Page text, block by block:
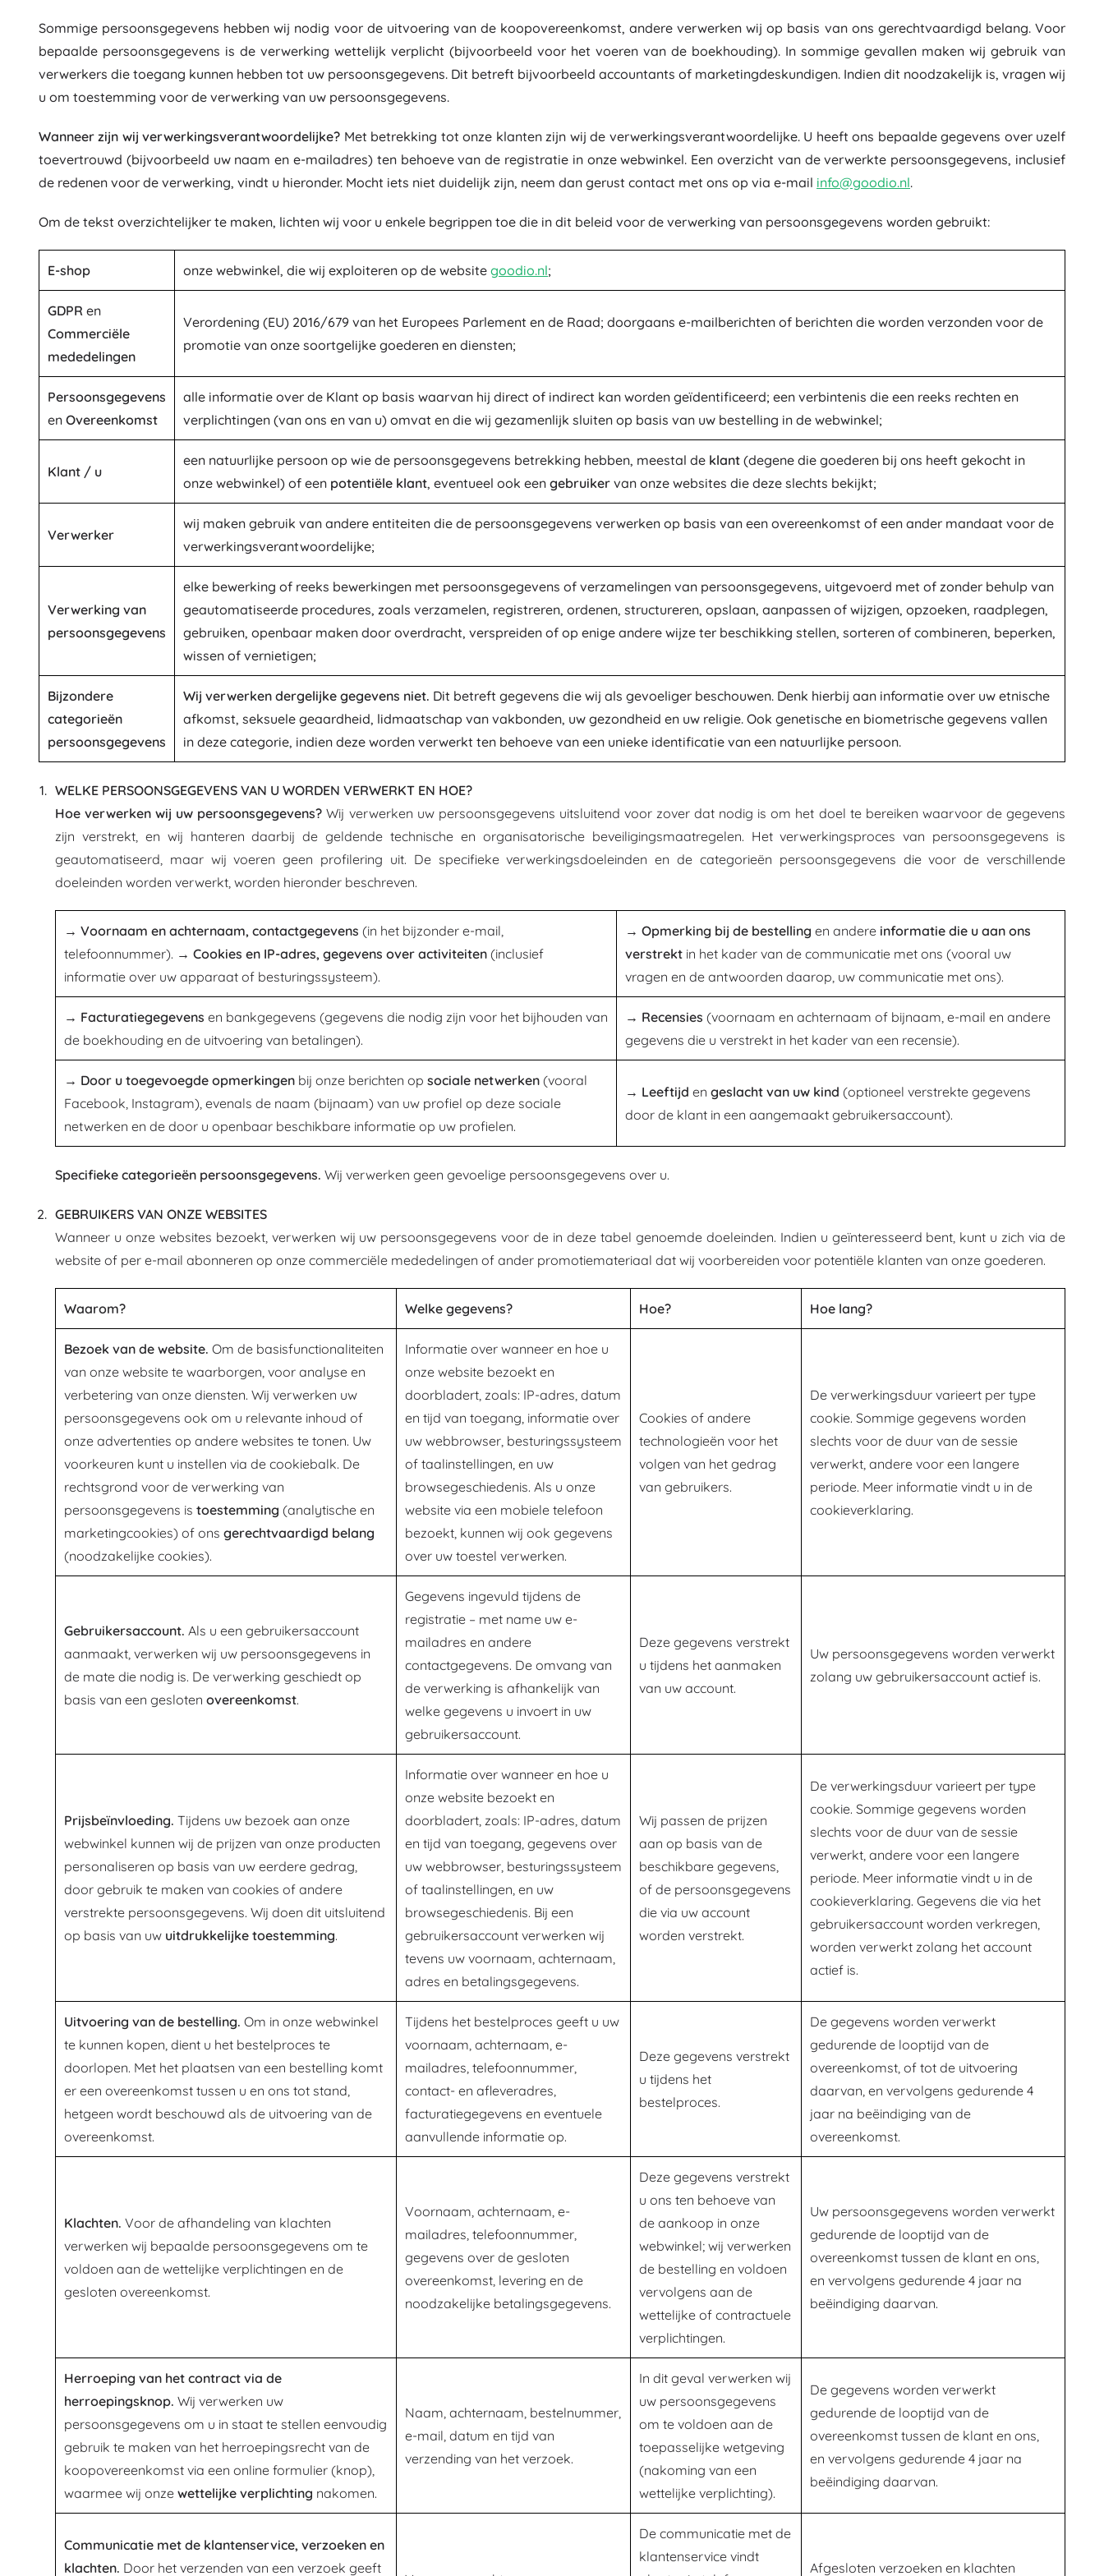
Decoratie
Veiligheid
Organisatie
Nachtverlichting
Organiseren
Meubels
WC-accessoires
Accessoires voor bad en douche
Badtextiel
Wasserij
Wassen ophangen en drogen
Wasmanden
Wasmachine-accessoires
Houten educatieve speelgoed
Bouwsets en puzzels
Montessori speelgoed
Didactisch speelgoed
Spellen en puzzels
School Figuren
Speelgoed voor de allerkleinsten Feest Poppen en baby’s
Puzzels
Decoraties
Sommige persoonsgegevens hebben wij nodig voor de uitvoering van de koopovereenkomst, andere verwerken wij op basis van ons gerechtvaardigd belang. Voor
bepaalde persoonsgegevens is de verwerking wettelijk verplicht (bijvoorbeeld voor het voeren van de boekhouding). In sommige gevallen maken wij gebruik van
verwerkers die toegang kunnen hebben tot uw persoonsgegevens. Dit betreft bijvoorbeeld accountants of marketingdeskundigen. Indien dit noodzakelijk is, vragen wij
u om toestemming voor de verwerking van uw persoonsgegevens.
Wanneer zijn wij verwerkingsverantwoordelijke? Met betrekking tot onze klanten zijn wij de verwerkingsverantwoordelijke. U heeft ons bepaalde gegevens over uzelf
toevertrouwd (bijvoorbeeld uw naam en e-mailadres) ten behoeve van de registratie in onze webwinkel. Een overzicht van de verwerkte persoonsgegevens, inclusief
de redenen voor de verwerking, vindt u hieronder. Mocht iets niet duidelijk zijn, neem dan gerust contact met ons op via e-mail info@goodio.nl.
Om de tekst overzichtelijker te maken, lichten wij voor u enkele begrippen toe die in dit beleid voor de verwerking van persoonsgegevens worden gebruikt:
E-shop onze webwinkel, die wij exploiteren op de website goodio.nl;
GDPR en
Commerciële
mededelingen
Verordening (EU) 2016/679 van het Europees Parlement en de Raad; doorgaans e-mailberichten of berichten die worden verzonden voor de
promotie van onze soortgelijke goederen en diensten;
Persoonsgegevens
en Overeenkomst
alle informatie over de Klant op basis waarvan hij direct of indirect kan worden geïdentificeerd; een verbintenis die een reeks rechten en
verplichtingen (van ons en van u) omvat en die wij gezamenlijk sluiten op basis van uw bestelling in de webwinkel;
Klant / u
een natuurlijke persoon op wie de persoonsgegevens betrekking hebben, meestal de klant (degene die goederen bij ons heeft gekocht in
onze webwinkel) of een potentiële klant, eventueel ook een gebruiker van onze websites die deze slechts bekijkt;
Verwerker
wij maken gebruik van andere entiteiten die de persoonsgegevens verwerken op basis van een overeenkomst of een ander mandaat voor de
verwerkingsverantwoordelijke;
Verwerking van
persoonsgegevens
elke bewerking of reeks bewerkingen met persoonsgegevens of verzamelingen van persoonsgegevens, uitgevoerd met of zonder behulp van
geautomatiseerde procedures, zoals verzamelen, registreren, ordenen, structureren, opslaan, aanpassen of wijzigen, opzoeken, raadplegen,
gebruiken, openbaar maken door overdracht, verspreiden of op enige andere wijze ter beschikking stellen, sorteren of combineren, beperken,
wissen of vernietigen;
Bijzondere
categorieën
persoonsgegevens
Wij verwerken dergelijke gegevens niet. Dit betreft gegevens die wij als gevoeliger beschouwen. Denk hierbij aan informatie over uw etnische
afkomst, seksuele geaardheid, lidmaatschap van vakbonden, uw gezondheid en uw religie. Ook genetische en biometrische gegevens vallen
in deze categorie, indien deze worden verwerkt ten behoeve van een unieke identificatie van een natuurlijke persoon.
WELKE PERSOONSGEGEVENS VAN U WORDEN VERWERKT EN HOE?
Hoe verwerken wij uw persoonsgegevens? Wij verwerken uw persoonsgegevens uitsluitend voor zover dat nodig is om het doel te bereiken waarvoor de gegevens
zijn verstrekt, en wij hanteren daarbij de geldende technische en organisatorische beveiligingsmaatregelen. Het verwerkingsproces van persoonsgegevens is
geautomatiseerd, maar wij voeren geen profilering uit. De specifieke verwerkingsdoeleinden en de categorieën persoonsgegevens die voor de verschillende
doeleinden worden verwerkt, worden hieronder beschreven.
→ Voornaam en achternaam, contactgegevens (in het bijzonder e-mail,
telefoonnummer). → Cookies en IP-adres, gegevens over activiteiten (inclusief
informatie over uw apparaat of besturingssysteem).
→ Opmerking bij de bestelling en andere informatie die u aan ons
verstrekt in het kader van de communicatie met ons (vooral uw
vragen en de antwoorden daarop, uw communicatie met ons).
→ Facturatiegegevens en bankgegevens (gegevens die nodig zijn voor het bijhouden van
de boekhouding en de uitvoering van betalingen).
→ Recensies (voornaam en achternaam of bijnaam, e-mail en andere
gegevens die u verstrekt in het kader van een recensie).
→ Door u toegevoegde opmerkingen bij onze berichten op sociale netwerken (vooral
Facebook, Instagram), evenals de naam (bijnaam) van uw profiel op deze sociale
netwerken en de door u openbaar beschikbare informatie op uw profielen.
→ Leeftijd en geslacht van uw kind (optioneel verstrekte gegevens
door de klant in een aangemaakt gebruikersaccount).
Specifieke categorieën persoonsgegevens. Wij verwerken geen gevoelige persoonsgegevens over u.
GEBRUIKERS VAN ONZE WEBSITES
Wanneer u onze websites bezoekt, verwerken wij uw persoonsgegevens voor de in deze tabel genoemde doeleinden. Indien u geïnteresseerd bent, kunt u zich via de
website of per e-mail abonneren op onze commerciële mededelingen of ander promotiemateriaal dat wij voorbereiden voor potentiële klanten van onze goederen.
Waarom? Welke gegevens? Hoe? Hoe lang?
Bezoek van de website. Om de basisfunctionaliteiten
van onze website te waarborgen, voor analyse en
verbetering van onze diensten. Wij verwerken uw
persoonsgegevens ook om u relevante inhoud of
onze advertenties op andere websites te tonen. Uw
voorkeuren kunt u instellen via de cookiebalk. De
rechtsgrond voor de verwerking van
persoonsgegevens is toestemming (analytische en
marketingcookies) of ons gerechtvaardigd belang
(noodzakelijke cookies).
Informatie over wanneer en hoe u
onze website bezoekt en
doorbladert, zoals: IP-adres, datum
en tijd van toegang, informatie over
uw webbrowser, besturingssysteem
of taalinstellingen, en uw
browsegeschiedenis. Als u onze
website via een mobiele telefoon
bezoekt, kunnen wij ook gegevens
over uw toestel verwerken.
Cookies of andere
technologieën voor het
volgen van het gedrag
van gebruikers.
De verwerkingsduur varieert per type
cookie. Sommige gegevens worden
slechts voor de duur van de sessie
verwerkt, andere voor een langere
periode. Meer informatie vindt u in de
cookieverklaring.
Gebruikersaccount. Als u een gebruikersaccount
aanmaakt, verwerken wij uw persoonsgegevens in
de mate die nodig is. De verwerking geschiedt op
basis van een gesloten overeenkomst.
Gegevens ingevuld tijdens de
registratie – met name uw e-
mailadres en andere
contactgegevens. De omvang van
de verwerking is afhankelijk van
welke gegevens u invoert in uw
gebruikersaccount.
Deze gegevens verstrekt
u tijdens het aanmaken
van uw account.
Uw persoonsgegevens worden verwerkt
zolang uw gebruikersaccount actief is.
Prijsbeïnvloeding. Tijdens uw bezoek aan onze
webwinkel kunnen wij de prijzen van onze producten
personaliseren op basis van uw eerdere gedrag,
door gebruik te maken van cookies of andere
verstrekte persoonsgegevens. Wij doen dit uitsluitend
op basis van uw uitdrukkelijke toestemming.
Informatie over wanneer en hoe u
onze website bezoekt en
doorbladert, zoals: IP-adres, datum
en tijd van toegang, gegevens over
uw webbrowser, besturingssysteem
of taalinstellingen, en uw
browsegeschiedenis. Bij een
gebruikersaccount verwerken wij
tevens uw voornaam, achternaam,
adres en betalingsgegevens.
Wij passen de prijzen
aan op basis van de
beschikbare gegevens,
of de persoonsgegevens
die via uw account
worden verstrekt.
De verwerkingsduur varieert per type
cookie. Sommige gegevens worden
slechts voor de duur van de sessie
verwerkt, andere voor een langere
periode. Meer informatie vindt u in de
cookieverklaring. Gegevens die via het
gebruikersaccount worden verkregen,
worden verwerkt zolang het account
actief is.
Uitvoering van de bestelling. Om in onze webwinkel
te kunnen kopen, dient u het bestelproces te
doorlopen. Met het plaatsen van een bestelling komt
er een overeenkomst tussen u en ons tot stand,
hetgeen wordt beschouwd als de uitvoering van de
overeenkomst.
Tijdens het bestelproces geeft u uw
voornaam, achternaam, e-
mailadres, telefoonnummer,
contact- en afleveradres,
facturatiegegevens en eventuele
aanvullende informatie op.
Deze gegevens verstrekt
u tijdens het
bestelproces.
De gegevens worden verwerkt
gedurende de looptijd van de
overeenkomst, of tot de uitvoering
daarvan, en vervolgens gedurende 4
jaar na beëindiging van de
overeenkomst.
Klachten. Voor de afhandeling van klachten
verwerken wij bepaalde persoonsgegevens om te
voldoen aan de wettelijke verplichtingen en de
gesloten overeenkomst.
Voornaam, achternaam, e-
mailadres, telefoonnummer,
gegevens over de gesloten
overeenkomst, levering en de
noodzakelijke betalingsgegevens.
Deze gegevens verstrekt
u ons ten behoeve van
de aankoop in onze
webwinkel; wij verwerken
de bestelling en voldoen
vervolgens aan de
wettelijke of contractuele
verplichtingen.
Uw persoonsgegevens worden verwerkt
gedurende de looptijd van de
overeenkomst tussen de klant en ons,
en vervolgens gedurende 4 jaar na
beëindiging daarvan.
Herroeping van het contract via de
herroepingsknop. Wij verwerken uw
persoonsgegevens om u in staat te stellen eenvoudig
gebruik te maken van het herroepingsrecht van de
koopovereenkomst via een online formulier (knop),
waarmee wij onze wettelijke verplichting nakomen.
Naam, achternaam, bestelnummer,
e-mail, datum en tijd van
verzending van het verzoek.
In dit geval verwerken wij
uw persoonsgegevens
om te voldoen aan de
toepasselijke wetgeving
(nakoming van een
wettelijke verplichting).
De gegevens worden verwerkt
gedurende de looptijd van de
overeenkomst tussen de klant en ons,
en vervolgens gedurende 4 jaar na
beëindiging daarvan.
Communicatie met de klantenservice, verzoeken en
klachten. Door het verzenden van een verzoek geeft
De communicatie met de
klantenservice vindt
Afgesloten verzoeken en klachten